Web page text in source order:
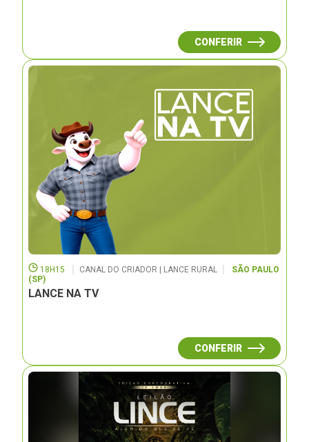
CONFERIR
18H15 CANAL DO CRIADOR | LANCE RURAL
SÃO PAULO
(SP)
LANCE NA TV
CONFERIR